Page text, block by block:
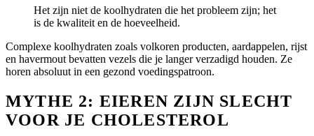
Het zijn niet de koolhydraten die het probleem zijn; het
is de kwaliteit en de hoeveelheid.
Complexe koolhydraten zoals volkoren producten, aardappelen, rijst
en havermout bevatten vezels die je langer verzadigd houden. Ze
horen absoluut in een gezond voedingspatroon.
MYTHE 2: EIEREN ZIJN SLECHT
VOOR JE CHOLESTEROL